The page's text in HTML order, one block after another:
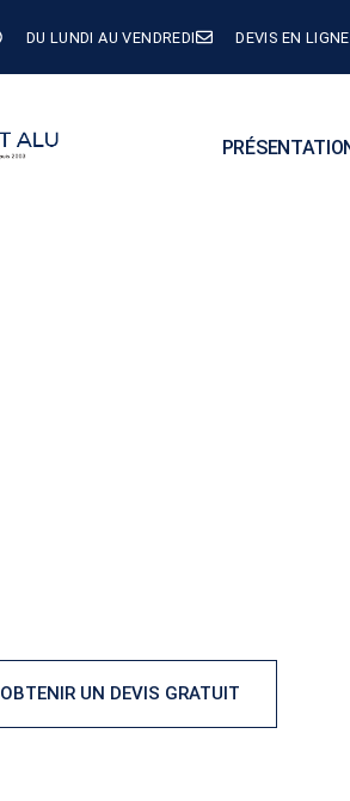
DU LUNDI AU VENDREDI DEVIS EN
OBTENIR UN DEVIS GRATUIT